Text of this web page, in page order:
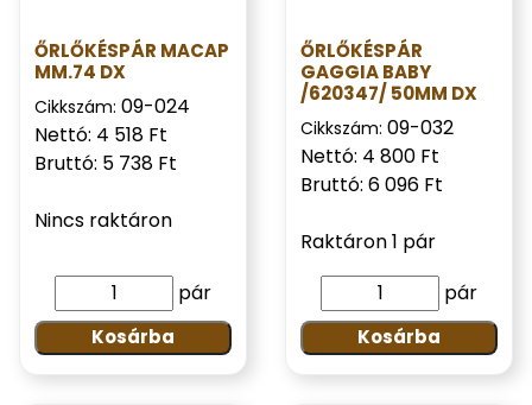
ŐRLŐKÉSPÁR MACAP
MM.74 DX
Cikkszám: 09-024
Nettó: 4 518 Ft
Bruttó: 5 738 Ft
Nincs raktáron
pár
Kosárba
ŐRLŐKÉSPÁR
GAGGIA BABY
/620347/ 50MM DX
Cikkszám: 09-032
Nettó: 4 800 Ft
Bruttó: 6 096 Ft
Raktáron 1 pár
pár
Kosárba